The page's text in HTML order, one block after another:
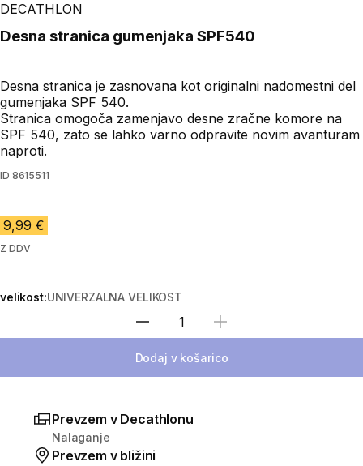
DECATHLON
Desna stranica gumenjaka SPF540
Desna stranica je zasnovana kot originalni nadomestni del
gumenjaka SPF 540.
Stranica omogoča zamenjavo desne zračne komore na
SPF 540, zato se lahko varno odpravite novim avanturam
naproti.
ID 8615511
9,99 €
Z DDV
velikost:UNIVERZALNA VELIKOST
Izberite količino
Dodaj v košarico
Prevzem v Decathlonu
Nalaganje
Prevzem v bližini